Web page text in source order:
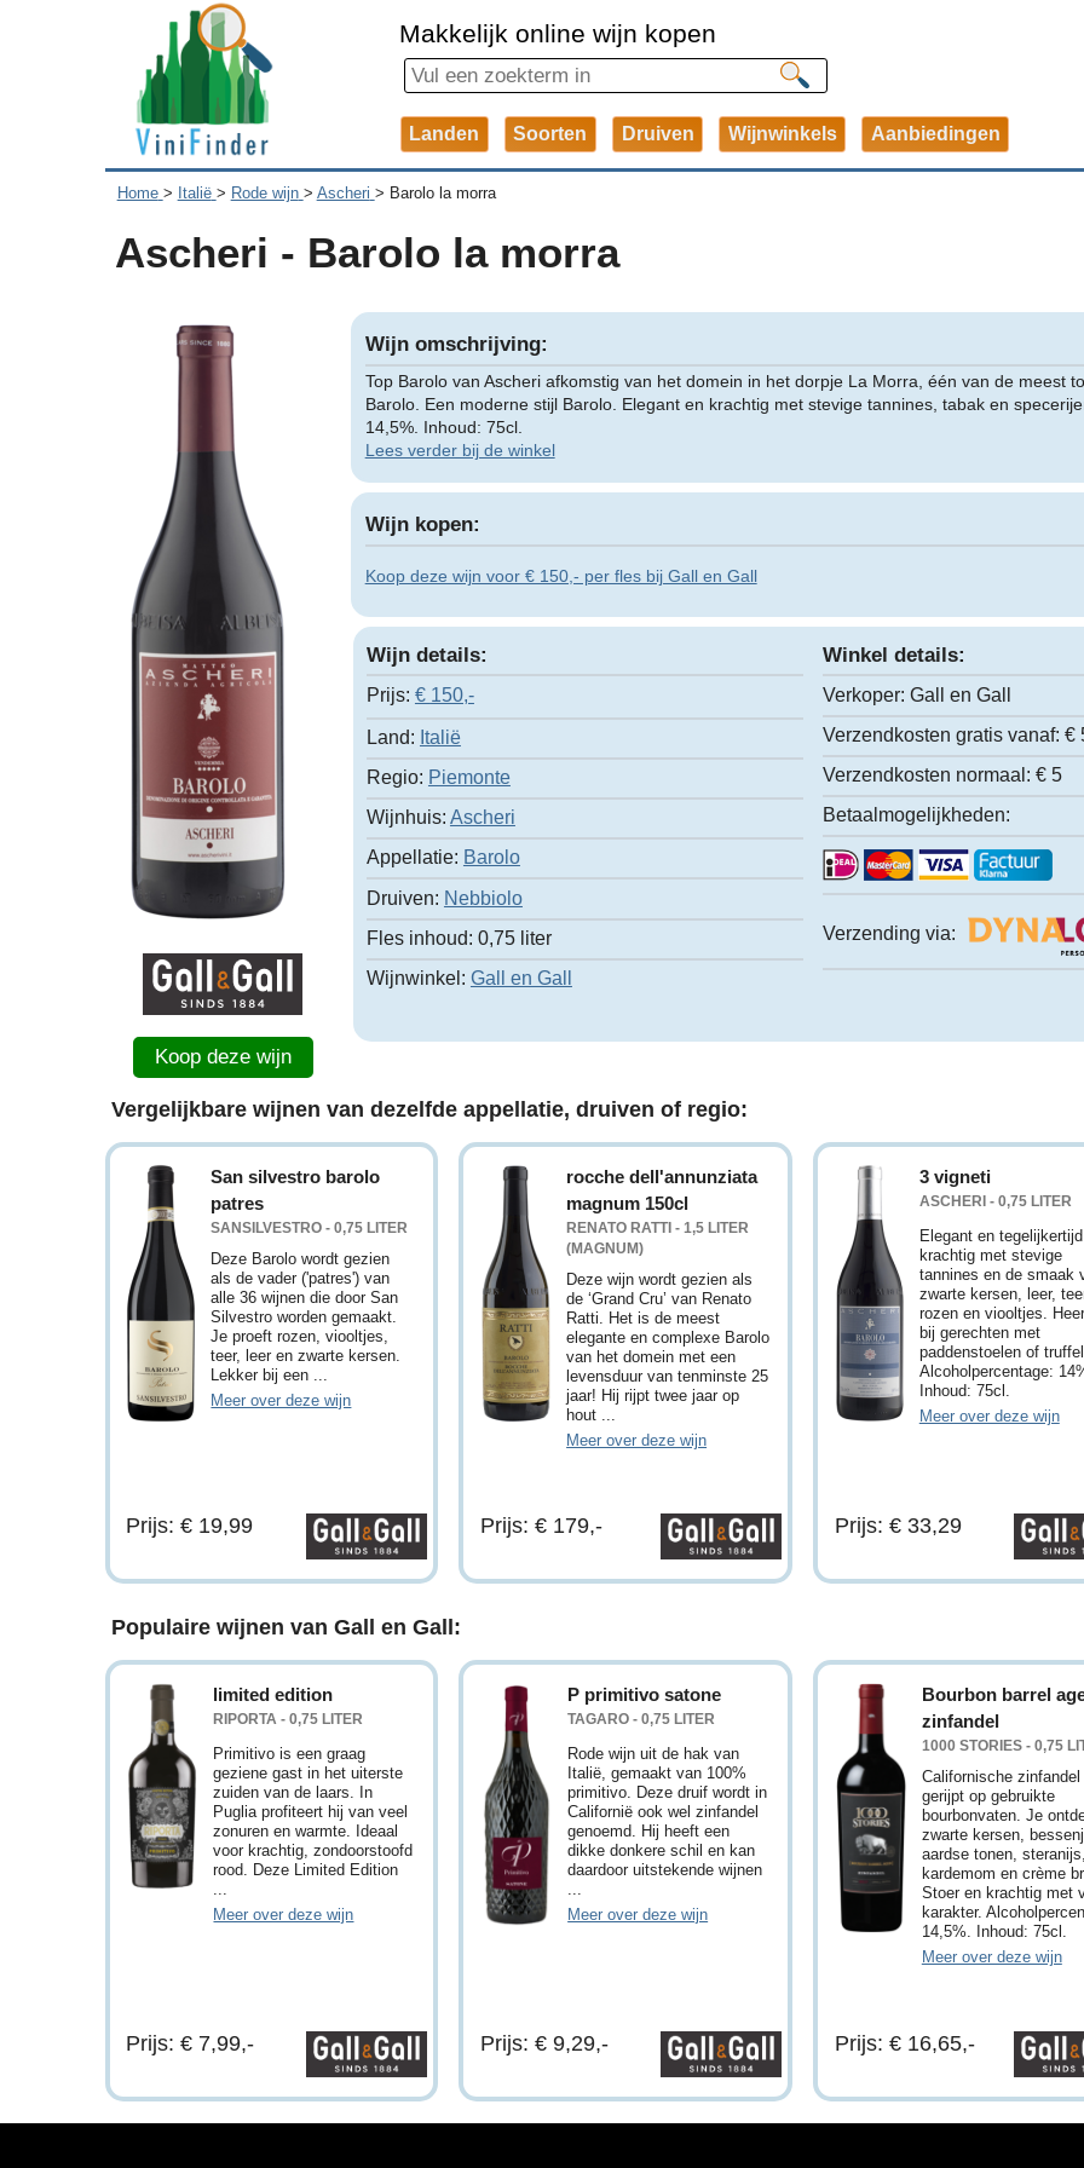
Makkelijk online wijn kopen
Landen Soorten Druiven Wijnwinkels Aanbiedingen
Home > Italië > Rode wijn > Ascheri > Barolo la morra
Ascheri - Barolo la morra
Koop deze wijn
Wijn omschrijving:
Top Barolo van Ascheri afkomstig van het domein in het dorpje La Morra, één van de meest
Barolo. Een moderne stijl Barolo. Elegant en krachtig met stevige tannines, tabak en
14,5%. Inhoud: 75cl.
Lees verder bij de winkel
Wijn kopen:
Koop deze wijn voor € 150,- per fles bij Gall en Gall
Wijn details:
Prijs: € 150,-
Land: Italië
Regio: Piemonte
Wijnhuis: Ascheri
Appellatie: Barolo
Druiven: Nebbiolo
Fles inhoud: 0,75 liter
Wijnwinkel: Gall en Gall
Winkel details:
Verkoper: Gall en Gall
Verzendkosten gratis vanaf: €
Verzendkosten normaal: € 5
Betaalmogelijkheden:
Verzending via:
Vergelijkbare wijnen van dezelfde appellatie, druiven of regio:
San silvestro barolo
patres
SANSILVESTRO - 0,75 LITER
Deze Barolo wordt gezien
als de vader ('patres') van
alle 36 wijnen die door San
Silvestro worden gemaakt.
Je proeft rozen, viooltjes,
teer, leer en zwarte kersen.
Lekker bij een ...
Meer over deze wijn
Prijs: € 19,99
rocche dell'annunziata
magnum 150cl
RENATO RATTI - 1,5 LITER
(MAGNUM)
Deze wijn wordt gezien als
de ‘Grand Cru’ van Renato
Ratti. Het is de meest
elegante en complexe Barolo
van het domein met een
levensduur van tenminste 25
jaar! Hij rijpt twee jaar op
hout ...
Meer over deze wijn
Prijs: € 179,-
3 vigneti
ASCHERI - 0,75 LITER
Elegant en tegelijkertijd
krachtig met stevige
tannines en de smaak
zwarte kersen, leer,
rozen en viooltjes.
bij gerechten met
paddenstoelen of
Alcoholpercentage:
Inhoud: 75cl.
Meer over deze wijn
Prijs: € 33,29
Populaire wijnen van Gall en Gall:
limited edition
RIPORTA - 0,75 LITER
Primitivo is een graag
geziene gast in het uiterste
zuiden van de laars. In
Puglia profiteert hij van veel
zonuren en warmte. Ideaal
voor krachtig, zondoorstoofd
rood. Deze Limited Edition
Meer over deze wijn
Prijs: € 7,99,-
P primitivo satone
TAGARO - 0,75 LITER
Rode wijn uit de hak van
Italië, gemaakt van 100%
primitivo. Deze druif wordt in
Californië ook wel zinfandel
genoemd. Hij heeft een
dikke donkere schil en kan
daardoor uitstekende wijnen
Meer over deze wijn
Prijs: € 9,29,-
Bourbon barrel
zinfandel
1000 STORIES - 0,75
Californische zinfandel
gerijpt op gebruikte
bourbonvaten. Je
zwarte kersen,
aardse tonen,
kardemom en crème
Stoer en krachtig met
karakter.
14,5%. Inhoud: 75cl.
Meer over deze wijn
Prijs: € 16,65,-